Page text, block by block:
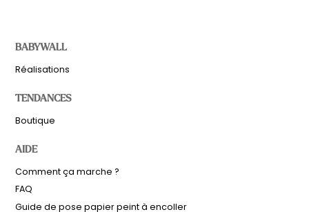
BABYWALL
Réalisations
TENDANCES
Boutique
AIDE
Comment ça marche ?
FAQ
Guide de pose papier peint à encoller